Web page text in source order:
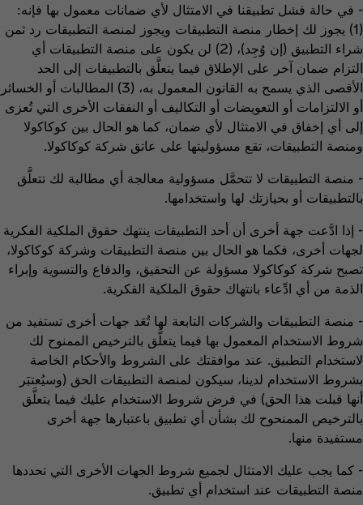
- في حالة فشل تطبيقنا في الامتثال لأي ضمانات معمول بها فإنه:
(1) يجوز لك إخطار منصة التطبيقات ويجوز لمنصة التطبيقات رد ثمن
شراء التطبيق (إن وُجِد)، (‏2) لن يكون على منصة التطبيقات أي
التزام ضمان آخر على الإطلاق فيما يتعلَّق بالتطبيقات إلى الحد
الأقصى الذي يسمح به القانون المعمول به، (3) المطالبات أو الخسائر
أو الالتزامات أو التعويضات أو التكاليف أو النفقات الأخرى التي تُعزى
إلى أي إخفاق في الامتثال لأي ضمان، كما هو الحال بين كوكاكولا
ومنصة التطبيقات، تقع مسؤوليتها على عاتق شركة كوكاكولا.
- منصة التطبيقات لا تتحمَّل مسؤولية معالجة أي مطالبة لك تتعلَّق
بالتطبيقات أو بحيازتك لها واستخدامها.
- إذا ادَّعت جهة أخرى أن أحد التطبيقات ينتهك حقوق الملكية الفكرية
لجهات أخرى، فكما هو الحال بين منصة التطبيقات وشركة كوكاكولا،
تصبح شركة كوكاكولا مسؤولة عن التحقيق، والدفاع والتسوية وإبراء
الذمة من أي ادِّعاء بانتهاك حقوق الملكية الفكرية.
- منصة التطبيقات والشركات التابعة لها تُعَد جهات أخرى تستفيد من
شروط الاستخدام المعمول بها فيما يتعلَّق بالترخيص الممنوح لك
لاستخدام التطبيق. عند موافقتك على الشروط والأحكام الخاصة
بشروط الاستخدام لدينا، سيكون لمنصة التطبيقات الحق (وسيُعتبَر
أنها قبلت هذا الحق) في فرض شروط الاستخدام عليك فيما يتعلَّق
بالترخيص الممنحوح لك بشأن أي تطبيق باعتبارها جهة أخرى
مستفيدة منها.
- كما يجب عليك الامتثال لجميع شروط الجهات الأخرى التي تحددها
منصة التطبيقات عند استخدام أي تطبيق.